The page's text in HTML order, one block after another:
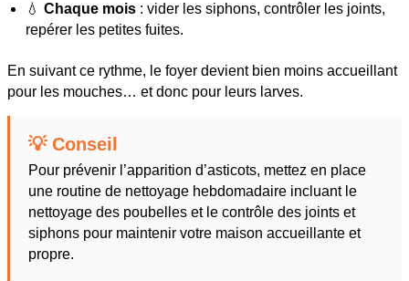
💧 Chaque mois : vider les siphons, contrôler les joints,
repérer les petites fuites.
En suivant ce rythme, le foyer devient bien moins accueillant
pour les mouches… et donc pour leurs larves.
💡 Conseil
Pour prévenir l’apparition d’asticots, mettez en place
une routine de nettoyage hebdomadaire incluant le
nettoyage des poubelles et le contrôle des joints et
siphons pour maintenir votre maison accueillante et
propre.